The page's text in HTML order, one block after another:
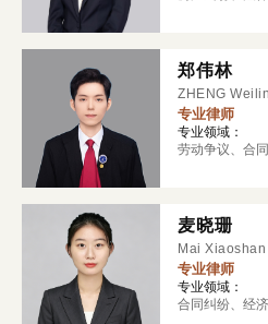
郑伟林
ZHENG Weilin
专业律师
专业领域：
劳动争议、合
麦晓珊
Mai Xiaoshan
专业律师
专业领域：
合同纠纷、经